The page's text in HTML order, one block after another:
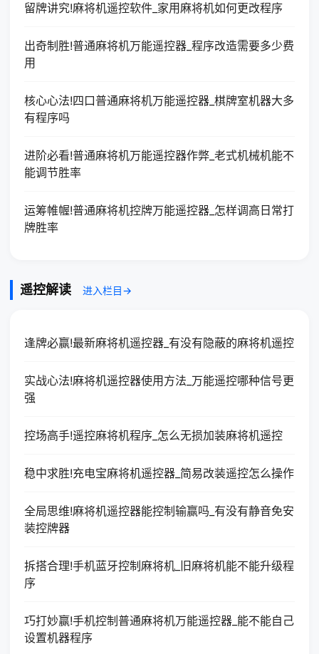
留牌讲究!麻将机遥控软件_家用麻将机如何更改程序
出奇制胜!普通麻将机万能遥控器_程序改造需要多少费
用
核心心法!四口普通麻将机万能遥控器_棋牌室机器大多
有程序吗
进阶必看!普通麻将机万能遥控器作弊_老式机械机能不
能调节胜率
运筹帷幄!普通麻将机控牌万能遥控器_怎样调高日常打
牌胜率
遥控解读 进入栏目→
逢牌必赢!最新麻将机遥控器_有没有隐蔽的麻将机遥控
实战心法!麻将机遥控器使用方法_万能遥控哪种信号更
强
控场高手!遥控麻将机程序_怎么无损加装麻将机遥控
稳中求胜!充电宝麻将机遥控器_简易改装遥控怎么操作
全局思维!麻将机遥控器能控制输赢吗_有没有静音免安
装控牌器
拆搭合理!手机蓝牙控制麻将机_旧麻将机能不能升级程
序
巧打妙赢!手机控制普通麻将机万能遥控器_能不能自己
设置机器程序